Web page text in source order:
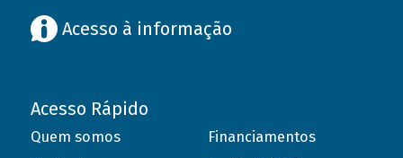
Acesso à informação
Acesso Rápido
Quem somos
Financiamentos